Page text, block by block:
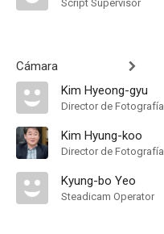
Script Supervisor
Cámara
Kim Hyeong-gyu
Director de Fotografía
Kim Hyung-koo
Director de Fotografía
Kyung-bo Yeo
Steadicam Operator